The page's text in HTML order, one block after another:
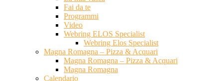
Fai da te
Programmi
Video
Webring ELOS Specialist
Webring Elos Specialist
Magna Romagna – Pizza & Acquari
Magna Romagna – Pizza & Acquari
Magna Romagna
Calendario